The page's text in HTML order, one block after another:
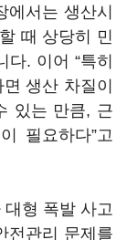
에서는 생산시
때 상당히 민
. 이어 “특히
생산 차질이
있는 만큼, 근
필요하다”고
형 폭발 사고
전관리 문제를